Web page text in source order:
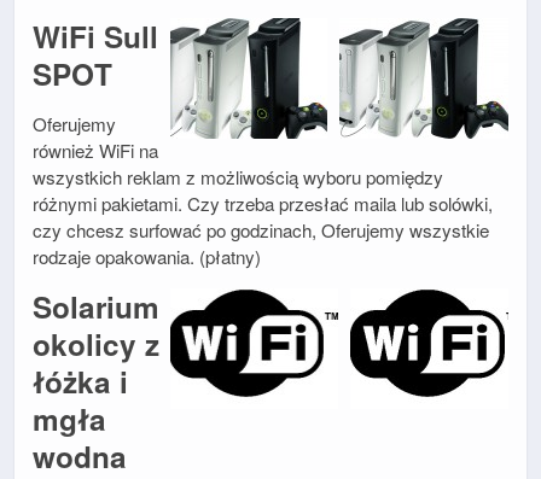
WiFi Sull
SPOT
Oferujemy
również WiFi na
wszystkich reklam z możliwością wyboru pomiędzy
różnymi pakietami. Czy trzeba przesłać maila lub solówki,
czy chcesz surfować po godzinach, Oferujemy wszystkie
rodzaje opakowania. (płatny)
Solarium
okolicy z
łóżka i
mgła
wodna